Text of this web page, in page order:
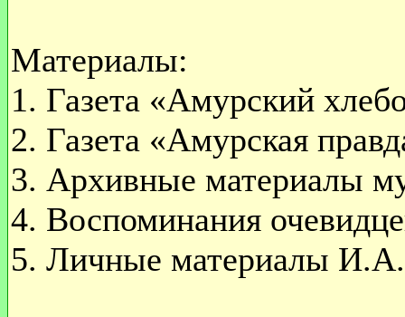
Материалы:
1. Газета «Амурский
2. Газета «Амурская
3. Архивные материалы
4. Воспоминания
5. Личные материалы